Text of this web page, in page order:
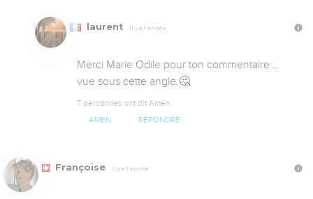
laurent Il y a 1 année
Merci Marie Odile pour ton commentaire …
vue sous cette angle.🤔
7 personnes ont dit Amen
AMEN RÉPONDRE
Françoise Il y a 1 année